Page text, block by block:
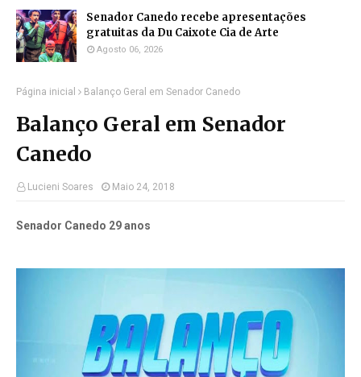
Senador Canedo recebe apresentações
gratuitas da Du Caixote Cia de Arte
Agosto 06, 2026
Página inicial Balanço Geral em Senador Canedo
Balanço Geral em Senador
Canedo
Lucieni Soares Maio 24, 2018
Senador Canedo 29 anos